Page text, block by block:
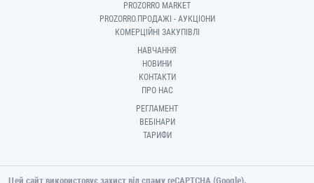
PROZORRO MARKET
PROZORRO.ПРОДАЖІ - АУКЦІОНИ
КОМЕРЦІЙНІ ЗАКУПІВЛІ
НАВЧАННЯ
НОВИНИ
КОНТАКТИ
ПРО НАС
РЕГЛАМЕНТ
ВЕБІНАРИ
ТАРИФИ
Цей сайт використовує захист від спаму reCAPTCHA (Google).